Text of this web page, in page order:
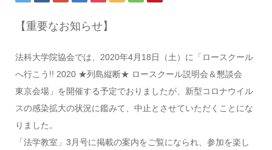
【重要なお知らせ】
法科大学院協会では、2020年4月18日（土）に「ロースクール
へ行こう!! 2020 ★列島縦断★ ロースクール説明会＆懇談会
東京会場」を開催する予定でおりましたが、新型コロナウイル
スの感染拡大の状況に鑑みて、中止とさせていただくことにな
りました。
「法学教室」3月号に掲載の案内をご覧になられ、参加を楽し